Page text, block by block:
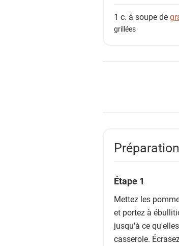
1 c. à soupe de
grillées
Préparation
Étape 1
Mettez les
et portez à
jusqu'à ce
casserole.